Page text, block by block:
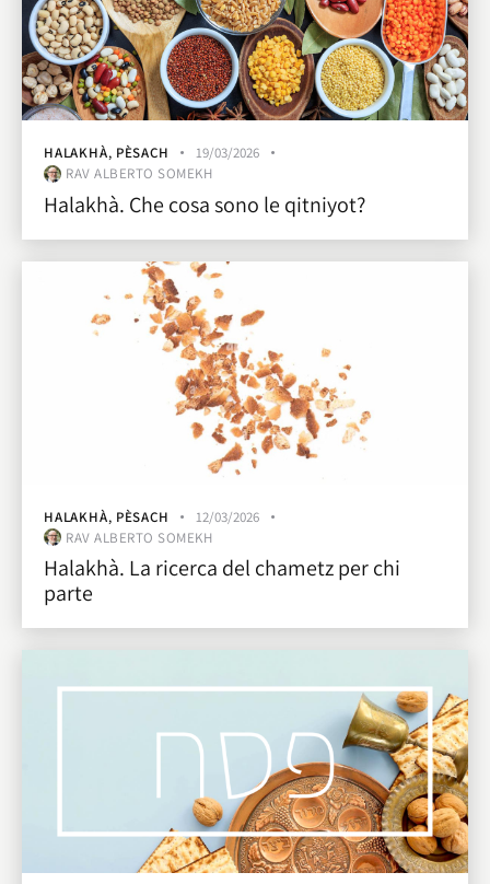
HALAKHÀ, PÈSACH
19/03/2026
RAV ALBERTO SOMEKH
Halakhà. Che cosa sono le qitniyot?
HALAKHÀ, PÈSACH
12/03/2026
RAV ALBERTO SOMEKH
Halakhà. La ricerca del chametz per chi
parte